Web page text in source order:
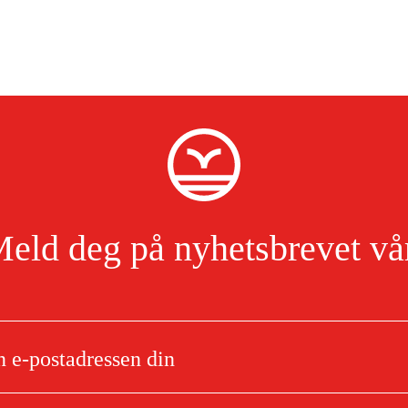
deg på nyhetsbrevet